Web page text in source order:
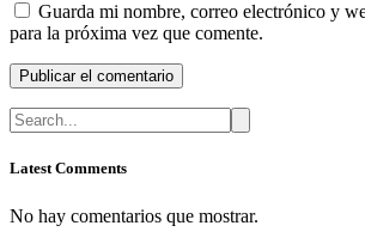
Guarda mi nombre, correo electrónico y
para la próxima vez que comente.
Latest Comments
No hay comentarios que mostrar.